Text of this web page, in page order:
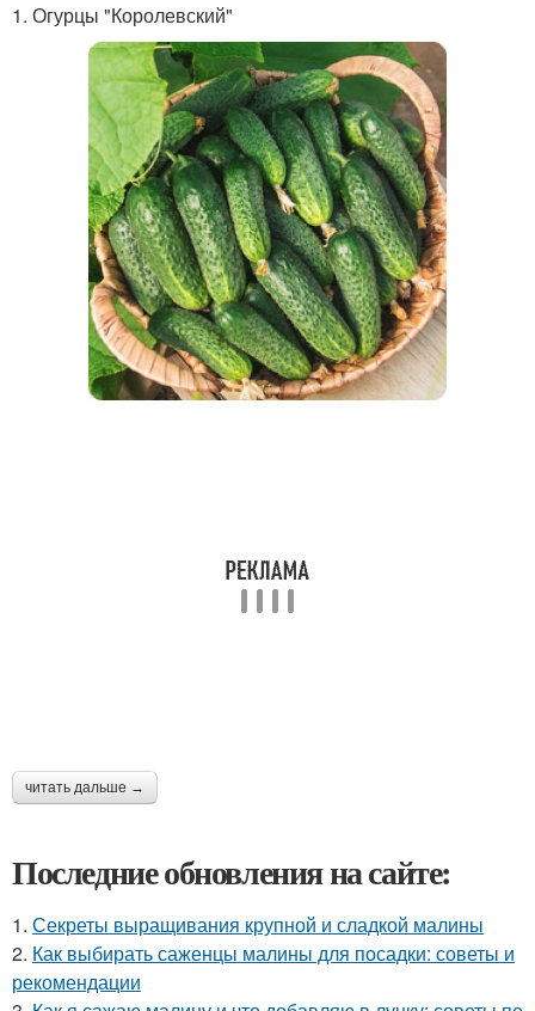
1. Огурцы "Королевский"
читать дальше →
Последние обновления на сайте:
1. Секреты выращивания крупной и сладкой малины
2. Как выбирать саженцы малины для посадки: советы и
рекомендации